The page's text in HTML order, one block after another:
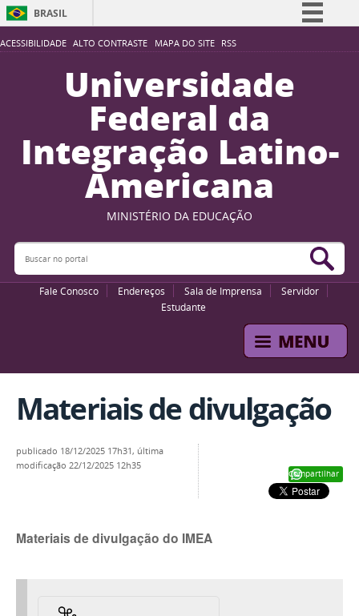
ACESSIBILIDADE ALTO CONTRASTE MAPA DO SITE RSS
BRASIL
Simplifique!
Participe
Acesso à informação
Legislação
Canais
Universidade
Federal da
Integração Latino-
Americana
MINISTÉRIO DA EDUCAÇÃO
Buscar no portal
Fale Conosco Endereços Sala de Imprensa
Servidor
Estudante
Materiais de divulgação
Compartilhar
publicado 18/12/2025 17h31, última
modificação 22/12/2025 12h35
Materiais de divulgação do IMEA